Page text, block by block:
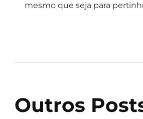
mesmo que seja para
Outros